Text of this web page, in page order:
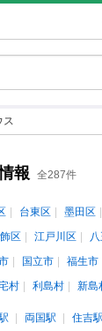
ス
報 全287件
台東区 墨田区
区 江戸川区
国立市 福生市
村 利島村 新島
両国駅 住吉駅